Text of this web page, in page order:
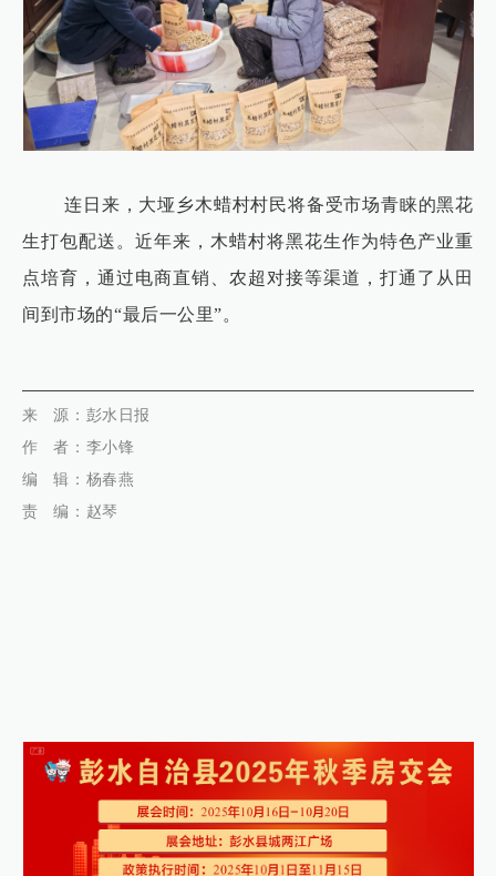
连日来，大垭乡木蜡村村民将备受市场青睐的黑花
生打包配送。近年来，木蜡村将黑花生作为特色产业重
点培育，通过电商直销、农超对接等渠道，打通了从田
间到市场的“最后一公里”。
代佳兴
来 源 ：彭水日报
作者：李小锋
编 辑：杨春燕
责 编：赵琴